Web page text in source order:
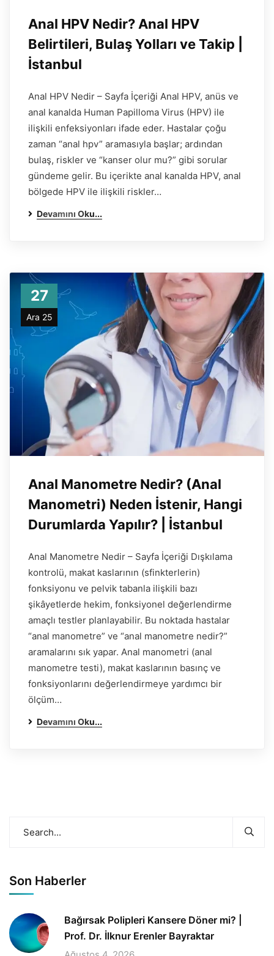
Anal HPV Nedir? Anal HPV
Belirtileri, Bulaş Yolları ve Takip |
İstanbul
Anal HPV Nedir – Sayfa İçeriği Anal HPV, anüs ve
anal kanalda Human Papilloma Virus (HPV) ile
ilişkili enfeksiyonları ifade eder. Hastalar çoğu
zaman “anal hpv” aramasıyla başlar; ardından
bulaş, riskler ve “kanser olur mu?” gibi sorular
gündeme gelir. Bu içerikte anal kanalda HPV, anal
bölgede HPV ile ilişkili riskler…
Devamını Oku...
27
Ara 25
Anal Manometre Nedir? (Anal
Manometri) Neden İstenir, Hangi
Durumlarda Yapılır? | İstanbul
Anal Manometre Nedir – Sayfa İçeriği Dışkılama
kontrolü, makat kaslarının (sfinkterlerin)
fonksiyonu ve pelvik tabanla ilişkili bazı
şikâyetlerde hekim, fonksiyonel değerlendirme
amaçlı testler planlayabilir. Bu noktada hastalar
“anal manometre” ve “anal manometre nedir?”
aramalarını sık yapar. Anal manometri (anal
manometre testi), makat kaslarının basınç ve
fonksiyonlarını değerlendirmeye yardımcı bir
ölçüm…
Devamını Oku...
Son Haberler
Bağırsak Polipleri Kansere Döner mi? |
Prof. Dr. İlknur Erenler Bayraktar